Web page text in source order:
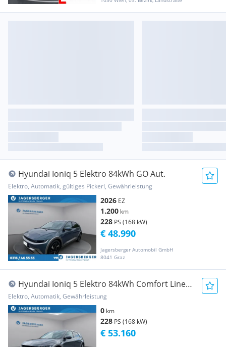
Hyundai Ioniq 5 Elektro 84kWh GO Aut.
Elektro, Automatik, gültiges Pickerl, Gewährleistung
2026 EZ
1.200 km
228 PS (168 kW)
Jagersberger Automobil GmbH
8041 Graz
€ 48.990
Hyundai Ioniq 5 Elektro 84kWh Comfort Line
Aut.
Elektro, Automatik, Gewährleistung
0 km
228 PS (168 kW)
€ 53.160